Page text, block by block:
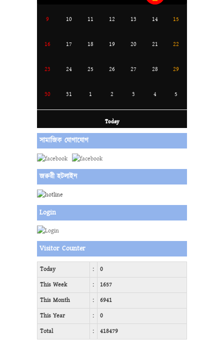
9 10 11 12 13 14 15
16 17 18 19 20 21 22
23 24 25 26 27 28 29
30 31 1 2 3 4 5
Today
সামাজিক যোগাযোগ
জরুরী হটলাইন
Login
Visitor Counter
Today :
0
This Week
:
1657
This Month
:
6941
This Year
:
0
Total
: 418479